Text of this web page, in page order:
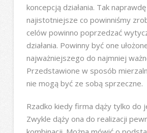
koncepcją działania. Tak
najistotniejsze co powinniśmy
celów powinno poprzedzać
działania. Powinny być one
najważniejszego do najmniej
Przedstawione w sposób
nie mogą być ze sobą sprzeczne.
Rzadko kiedy firma dąży tylko do
Zwykle dąży ona do realizacji